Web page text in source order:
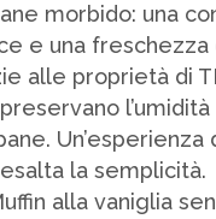
morbido: una
e una freschezza
alle proprietà di
Un’esperienza
la semplicità.
alla vaniglia